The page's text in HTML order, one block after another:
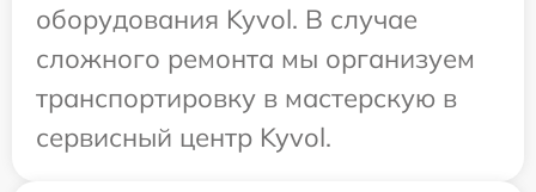
оборудования Kyvol. В случае
сложного ремонта мы организуем
транспортировку в мастерскую в
сервисный центр Kyvol.